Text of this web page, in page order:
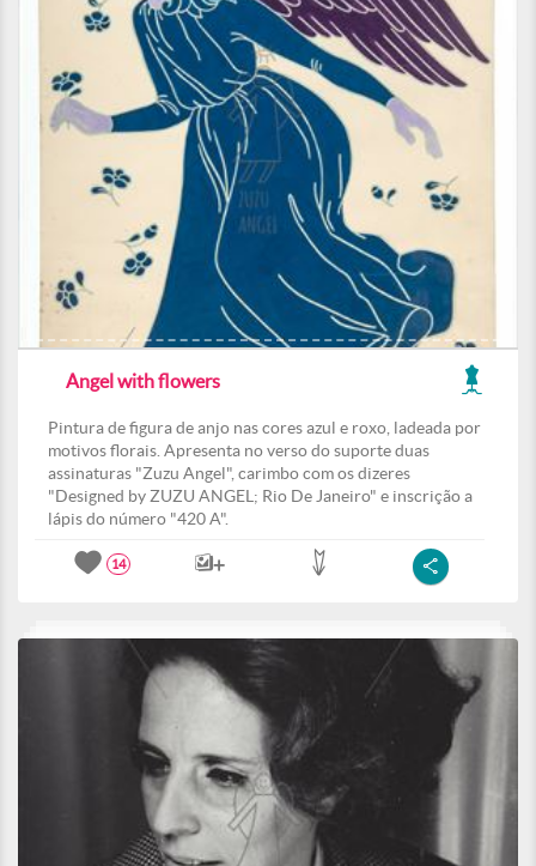
Angel with flowers
Pintura de figura de anjo nas cores azul e roxo, ladeada por
motivos florais. Apresenta no verso do suporte duas
assinaturas "Zuzu Angel", carimbo com os dizeres
"Designed by ZUZU ANGEL; Rio De Janeiro" e inscrição a
lápis do número "420 A".
14